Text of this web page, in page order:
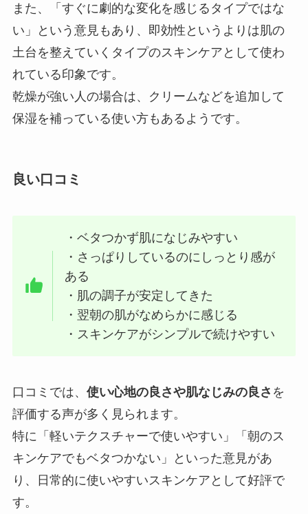
また、「すぐに劇的な変化を感じるタイプではな
い」という意見もあり、即効性というよりは肌の
土台を整えていくタイプのスキンケアとして使わ
れている印象です。
乾燥が強い人の場合は、クリームなどを追加して
保湿を補っている使い方もあるようです。
良い口コミ
・ベタつかず肌になじみやすい
・さっぱりしているのにしっとり感が
ある
・肌の調子が安定してきた
・翌朝の肌がなめらかに感じる
・スキンケアがシンプルで続けやすい
口コミでは、 使い心地の良さや肌なじみの良さ を
評価する声が多く見られます。
特に「軽いテクスチャーで使いやすい」「朝のス
キンケアでもベタつかない」といった意見があ
り、日常的に使いやすいスキンケアとして好評で
す。